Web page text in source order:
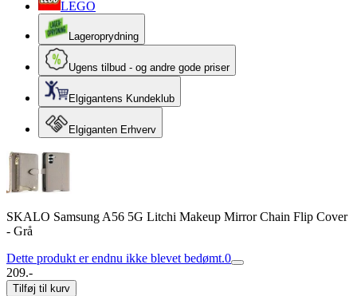
LEGO
Lageroprydning
Ugens tilbud - og andre gode priser
Elgigantens Kundeklub
Elgiganten Erhverv
SKALO Samsung A56 5G Litchi Makeup Mirror Chain Flip Cover
- Grå
Dette produkt er endnu ikke blevet bedømt.0
209.-
Tilføj til kurv